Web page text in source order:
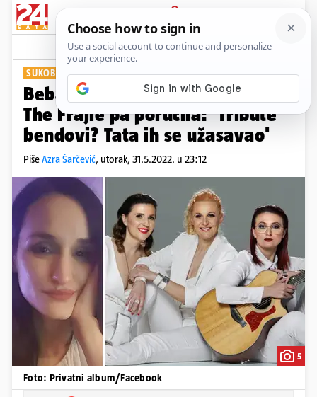
PRIJAVA
Show Komentari
SUKOB NA DRUŠTVENIM MREŽAMA
Beba Balašević prvo prozvala
The Frajle pa poručila: 'Tribute
bendovi? Tata ih se užasavao'
PišeAzra Šarčević, utorak, 31.5.2022. u 23:12
5
Foto: Privatni album/Facebook